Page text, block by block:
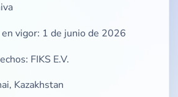
en vigor: 1 de junio de 2026
FIKS E.V.
Kazakhstan